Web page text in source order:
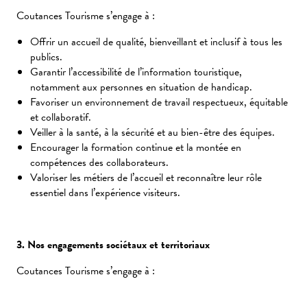
Coutances Tourisme s’engage à :
Offrir un accueil de qualité, bienveillant et inclusif à tous les
publics.
Garantir l’accessibilité de l’information touristique,
notamment aux personnes en situation de handicap.
Favoriser un environnement de travail respectueux, équitable
et collaboratif.
Veiller à la santé, à la sécurité et au bien-être des équipes.
Encourager la formation continue et la montée en
compétences des collaborateurs.
Valoriser les métiers de l’accueil et reconnaître leur rôle
essentiel dans l’expérience visiteurs.
3. Nos engagements sociétaux et territoriaux
Coutances Tourisme s’engage à :